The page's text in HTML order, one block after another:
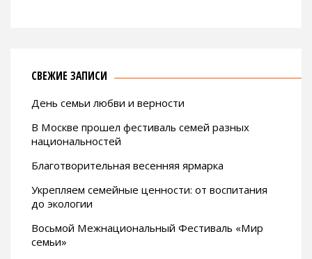
СВЕЖИЕ ЗАПИСИ
День семьи любви и верности
В Москве прошел фестиваль семей разных
национальностей
Благотворительная весенняя ярмарка
Укрепляем семейные ценности: от воспитания
до экологии
Восьмой Межнациональный Фестиваль «Мир
семьи»